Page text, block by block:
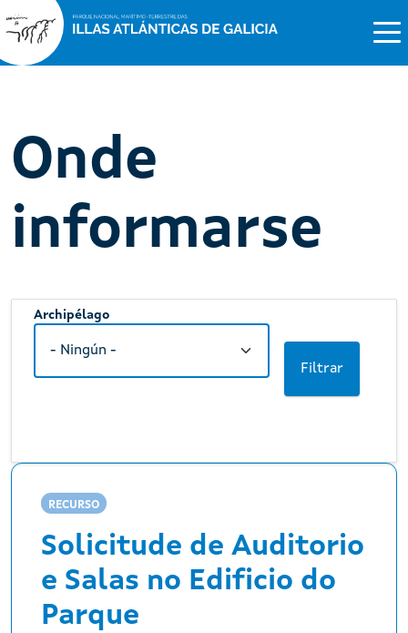
Onde
informarse
Archipélago
RECURSO
Solicitude de Auditorio
e Salas no Edificio do
Parque